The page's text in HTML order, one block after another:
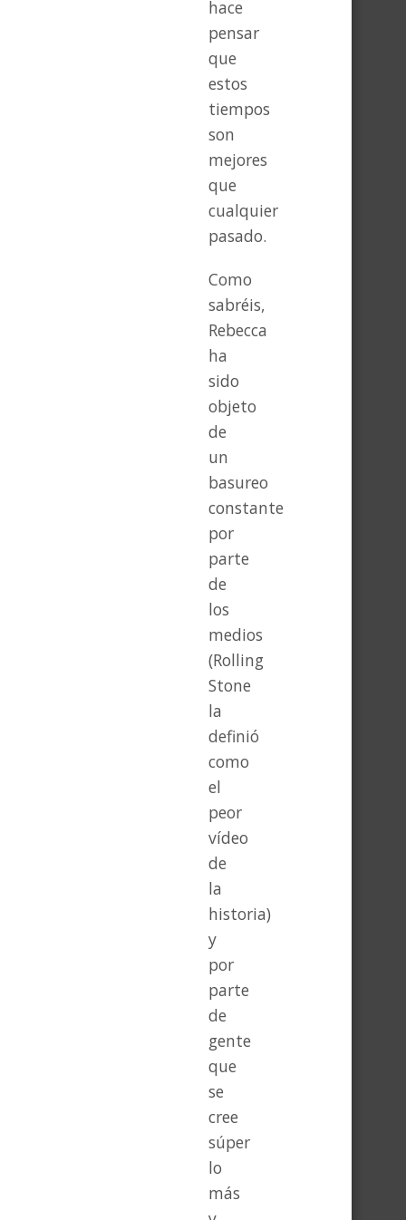
hace
pensar
que
estos
tiempos
son
mejores
que
cualquier
pasado.
Como
sabréis,
Rebecca
ha
sido
objeto
de
un
basureo
constante
por
parte
de
los
medios
(Rolling
Stone
la
definió
como
el
peor
vídeo
de
la
historia)
y
por
parte
de
gente
que
se
cree
súper
lo
más